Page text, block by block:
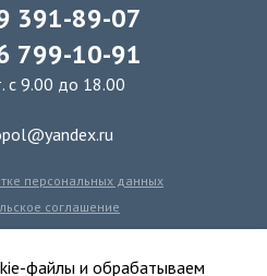
391-89-07
799-10-91
с 9.00 до 18.00
персональных данных
соглашение
файлов cookie
файлы и обрабатываем